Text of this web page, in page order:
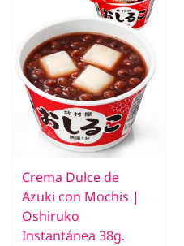
Crema Dulce de
Azuki con Mochis |
Oshiruko
Instantánea 38g.